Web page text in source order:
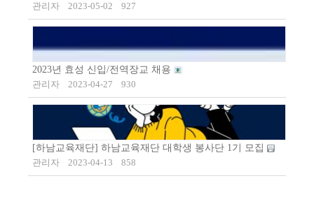
관리자
2023-05-02 927
2023년 효성 신입/전역장교 채용
관리자
2023-04-27 930
[하남교육재단] 하남교육재단 대학생 봉사단 1기 모집
관리자
2023-04-13 858